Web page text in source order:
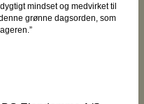
mindset og medvirket til
grønne dagsorden, som